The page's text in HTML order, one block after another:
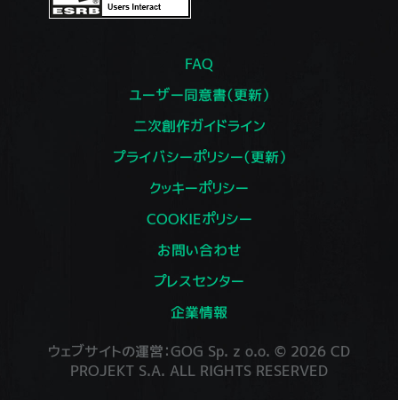
FAQ
ユーザー同意書（更新）
二次創作ガイドライン
プライバシーポリシー（更新）
クッキーポリシー
COOKIEポリシー
お問い合わせ
プレスセンター
企業情報
ウェブサイトの運営：GOG Sp. z o.o. © 2026 CD
PROJEKT S.A. ALL RIGHTS RESERVED